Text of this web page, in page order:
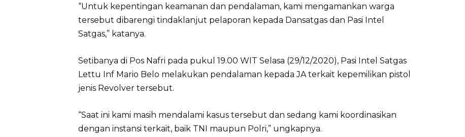
“Untuk kepentingan keamanan dan pendalaman, kami mengamankan warga
tersebut dibarengi tindaklanjut pelaporan kepada Dansatgas dan Pasi Intel
Satgas,” katanya.
Setibanya di Pos Nafri pada pukul 19.00 WIT Selasa (29/12/2020), Pasi Intel Satgas
Lettu Inf Mario Belo melakukan pendalaman kepada JA terkait kepemilikan pistol
jenis Revolver tersebut.
“Saat ini kami masih mendalami kasus tersebut dan sedang kami koordinasikan
dengan instansi terkait, baik TNI maupun Polri,” ungkapnya.